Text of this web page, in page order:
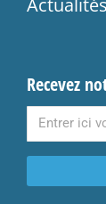
Recevez